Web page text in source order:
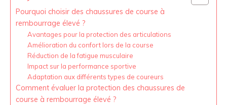
Pourquoi choisir des chaussures de course à
rembourrage élevé ?
Avantages pour la protection des articulations
Amélioration du confort lors de la course
Réduction de la fatigue musculaire
Impact sur la performance sportive
Adaptation aux différents types de coureurs
Comment évaluer la protection des chaussures de
course à rembourrage élevé ?